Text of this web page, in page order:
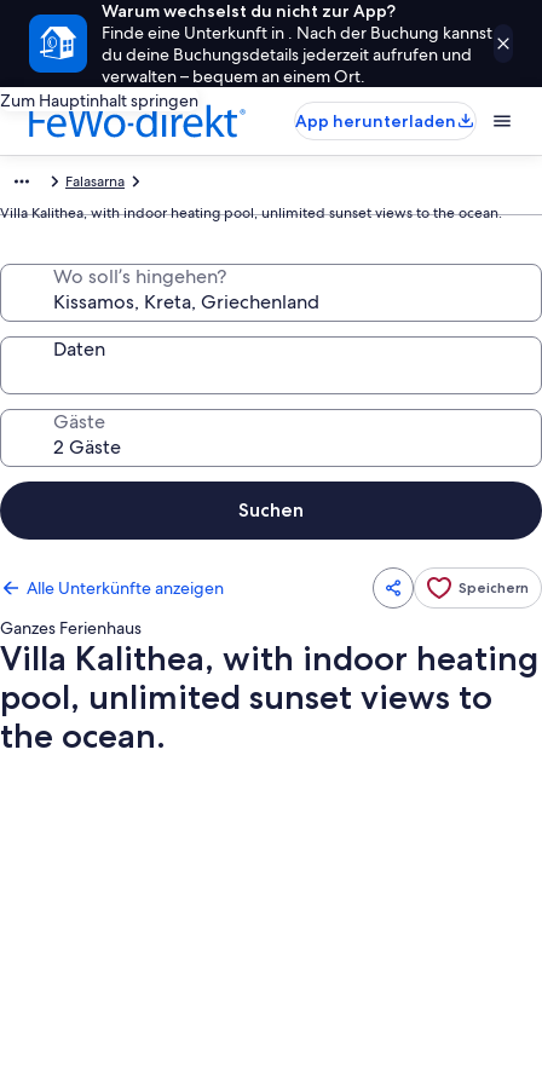
Warum wechselst du nicht zur App?
Finde eine Unterkunft in . Nach der Buchung kannst
du deine Buchungsdetails jederzeit aufrufen und
verwalten – bequem an einem Ort.
Zum Hauptinhalt springen
App herunterladen
Falasarna
Villa Kalithea, with indoor heating pool, unlimited sunset views to the ocean.
Wo soll’s hingehen?
Daten
Gäste
Suchen
Alle Unterkünfte anzeigen Speichern
Ganzes Ferienhaus
Villa Kalithea, with indoor heating
pool, unlimited sunset views to
the ocean.